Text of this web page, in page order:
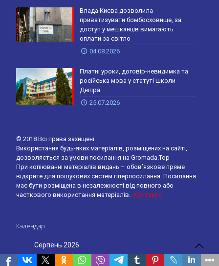
Влада Києва дозволила
приватизувати бомбосховище, за
доступ у мешканців вимагають
оплати за світло
04.08.2026
Платні уроки, договір-невидимка та
російська мова у статуті школи
Дніпра
25.07.2026
© 2018 Всі права захищені.
Використання будь-яких матеріалів, розміщених на сайті,
дозволяється за умови посилання на Gromada.Top
При копіюванні матеріалів видань – обов’язкове пряме
відкрите для пошукових систем гіперпосилання. Посилання
має бути розміщена в незалежності від повного або
часткового використання матеріалів. Контакти
Календар
Серпень 2026
Пн Вт Ср Пт Сб Нд